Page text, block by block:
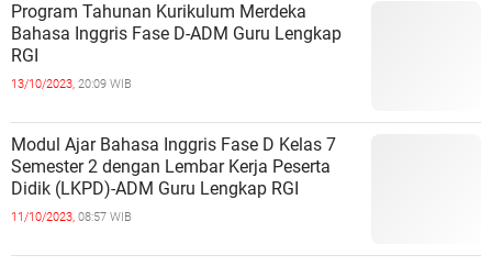
Program Tahunan Kurikulum Merdeka
Bahasa Inggris Fase D-ADM Guru Lengkap
RGI
13/10/2023, 20:09 WIB
Modul Ajar Bahasa Inggris Fase D Kelas 7
Semester 2 dengan Lembar Kerja Peserta
Didik (LKPD)-ADM Guru Lengkap RGI
11/10/2023, 08:57 WIB